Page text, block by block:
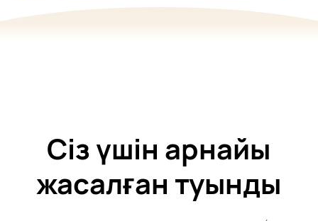
Сіз үшін арнайы
жасалған туынды